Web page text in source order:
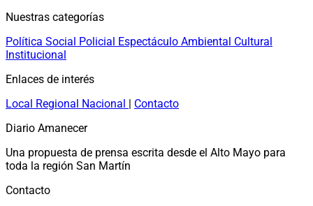
Nuestras categorías
Política Social Policial Espectáculo Ambiental Cultural
Institucional
Enlaces de interés
Local Regional Nacional | Contacto
Diario Amanecer
Una propuesta de prensa escrita desde el Alto Mayo para
toda la región San Martín
Contacto